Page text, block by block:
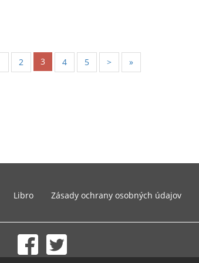
2 3 4 5 > »
Libro Zásady ochrany osobných údajov